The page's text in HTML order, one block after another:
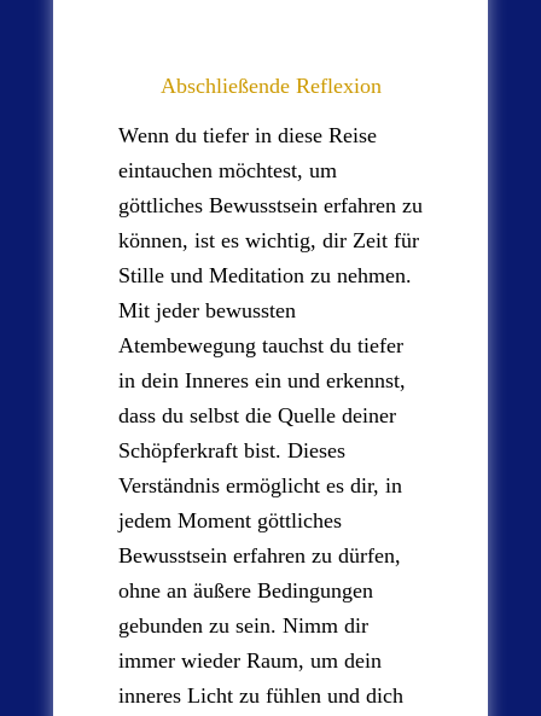
Abschließende Reflexion
Wenn du tiefer in diese Reise
eintauchen möchtest, um
göttliches Bewusstsein erfahren zu
können, ist es wichtig, dir Zeit für
Stille und Meditation zu nehmen.
Mit jeder bewussten
Atembewegung tauchst du tiefer
in dein Inneres ein und erkennst,
dass du selbst die Quelle deiner
Schöpferkraft bist. Dieses
Verständnis ermöglicht es dir, in
jedem Moment göttliches
Bewusstsein erfahren zu dürfen,
ohne an äußere Bedingungen
gebunden zu sein. Nimm dir
immer wieder Raum, um dein
inneres Licht zu fühlen und dich